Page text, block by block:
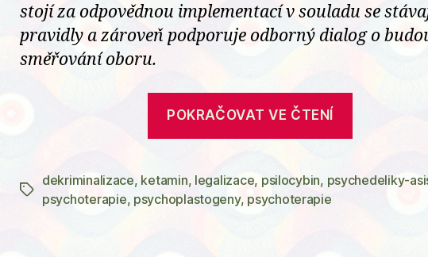
stojí za odpovědnou implementací v souladu se
pravidly a zároveň podporuje odborný dialog o
směřování oboru.
POKRAČOVAT VE ČTENÍ
Štítky
dekriminalizace, ketamin, legalizace, psilocybin, psychedeliky-
psychoterapie, psychoplastogeny, psychoterapie